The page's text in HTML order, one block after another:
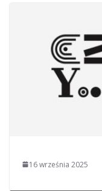
16 września 2025